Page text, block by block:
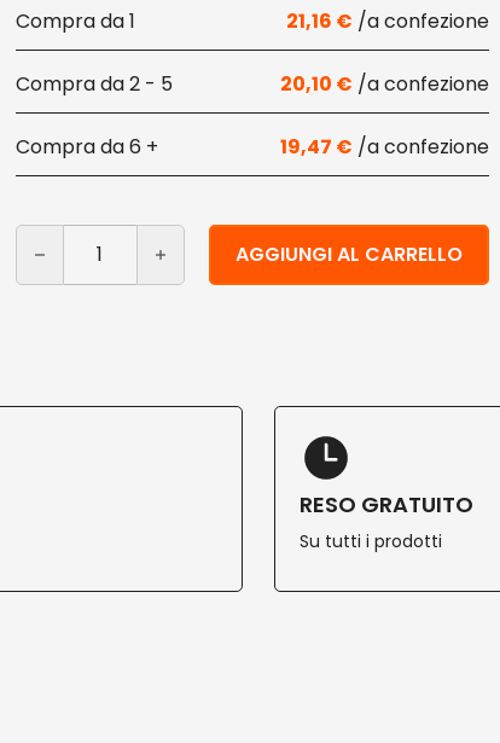
1 21,16 €
2 - 5 20,10 €
6 + 19,47 €
Cupolini in PLA per ciotole 175-ml a 300-ml 400 pz
AGGIUNGI AL CARRELLO
Alternative:
RESO GRATUITO
Su tutti i prodotti